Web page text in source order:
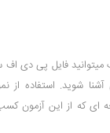
فایل پی دی اف
شوید. استفاده از
ای که از این آزمون